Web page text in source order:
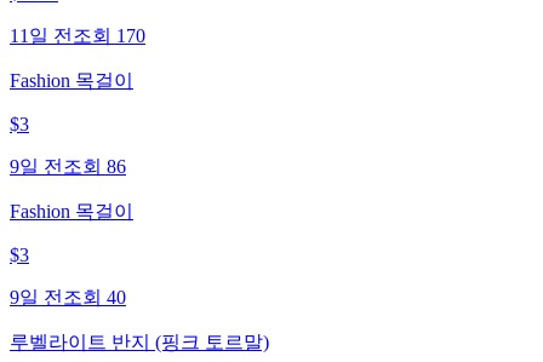
11일 전 조회 170
Fashion 목걸이
$3
9일 전 조회 86
Fashion 목걸이
$3
9일 전 조회 40
루벨라이트 반지 (핑크 토르말)